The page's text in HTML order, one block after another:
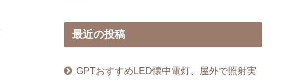
最近の投稿
GPTおすすめLED懐中電灯、屋外で照射実